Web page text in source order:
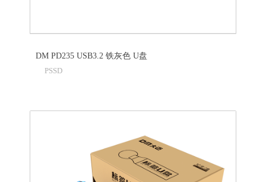
DM PD235 USB3.2 铁灰色 U盘
PSSD